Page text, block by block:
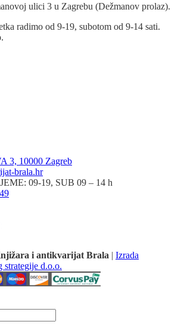
ulici 3 u Zagrebu (Dežmanov prolaz).
radimo od 9-19, subotom od 9-14 sati.
3, 10000 Zagreb
brala.hr
09-19, SUB 09 – 14 h
i antikvarijat Brala | Izrada
strategije d.o.o.